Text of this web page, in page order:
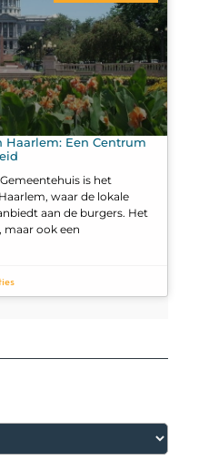
Haarlem: Een Centrum
is het
waar de lokale
aan de burgers. Het
maar ook een